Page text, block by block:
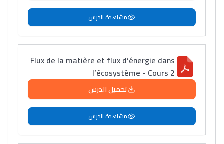
مشاهدة الدرس
Flux de la matière et flux d’énergie dans
l’écosystème - Cours 2
تحميل الدرس
مشاهدة الدرس